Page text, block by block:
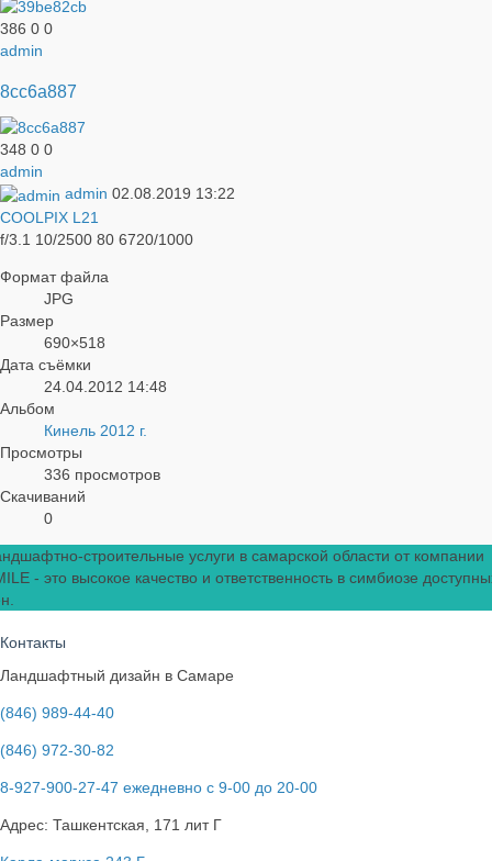
386 0 0
admin
8cc6a887
348 0 0
admin
admin 02.08.2019 13:22
COOLPIX L21
f/3.1 10/2500 80 6720/1000
Формат файла
JPG
Размер
690×518
Дата съёмки
24.04.2012 14:48
Альбом
Кинель 2012 г.
Просмотры
336 просмотров
Скачиваний
0
строительные услуги в самарской области от компании
- это высокое качество и ответственность в симбиозе
Контакты
Ландшафтный дизайн в Самаре
(846) 989-44-40
(846) 972-30-82
8-927-900-27-47 ежедневно с 9-00 до 20-00
Адрес: Ташкентская, 171 лит Г